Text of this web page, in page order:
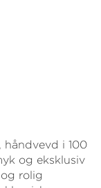
i 100
og eksklusiv
rolig